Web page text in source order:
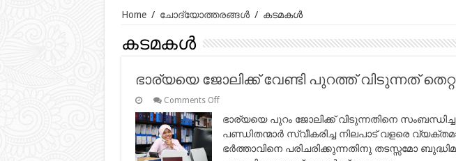
Home / ചോദ്യോത്തരങ്ങൾ / കടമകൾ
കടമകൾ
ഭാര്യയെ ജോലിക്ക് വേണ്ടി പുറത്ത് വിടുന്നത്
Comments Offon
ജോലിക്ക്
പുറത്ത്
വിടുന്നത്
തെറ്റാകുമോ?
ഭാര്യയെ പുറം ജോലിക്ക് വിടുന്നതിനെ
പണ്ഡിതന്മാര്‍ സ്വീകരിച്ച നിലപാട് വളരെ
ഭര്‍ത്താവിനെ പരിചരിക്കുന്നതിനു തടസ്സമോ